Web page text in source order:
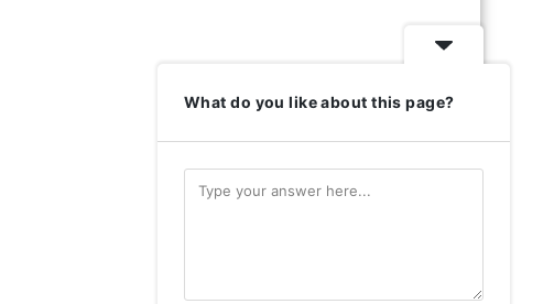
What do you like about this page?